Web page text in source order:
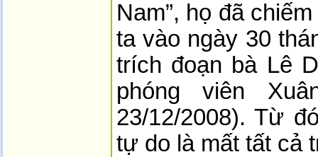
Nam”, họ đã
ta vào ngày 30
trích đoạn bà Lê
phóng viên
23/12/2008). Từ
tự do là mất tất cả